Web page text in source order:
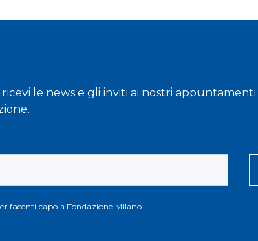
le news e gli inviti ai nostri appuntamenti.
facenti capo a Fondazione Milano.